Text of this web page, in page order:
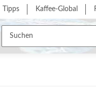
Tipps Kaffee-Global
Service/Dienstleistung